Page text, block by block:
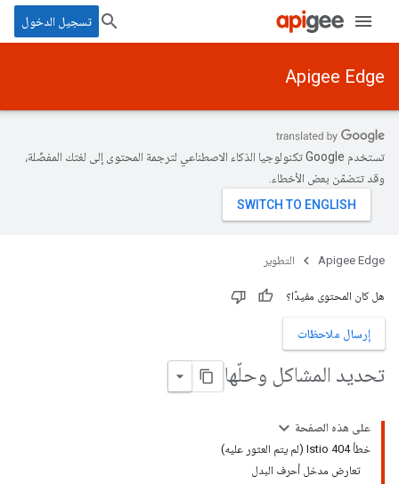
تسجيل الدخول
Apigee Edge
تستخدم Google تكنولوجيا الذكاء الاصطناعي لترجمة المحتوى إلى لغتك المفضّلة،
وقد تتضمّن بعض الأخطاء.
Apigee Edge التطوير
هل كان المحتوى مفيدًا؟
إرسال ملاحظات
تحديد المشاكل وحلّها
على هذه الصفحة
خطأ Istio 404 (لم يتم العثور عليه)
تعارض مدخل أحرف البدل